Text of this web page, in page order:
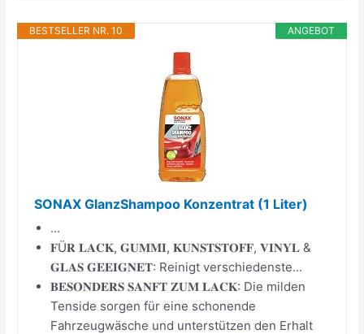
ANGEBOT
BESTSELLER NR. 10
SONAX GlanzShampoo Konzentrat (1 Liter)
...
𝐅Ü𝐑 𝐋𝐀𝐂𝐊, 𝐆𝐔𝐌𝐌𝐈, 𝐊𝐔𝐍𝐒𝐓𝐒𝐓𝐎𝐅𝐅, 𝐕𝐈𝐍𝐘𝐋 &
𝐆𝐋𝐀𝐒 𝐆𝐄𝐄𝐈𝐆𝐍𝐄𝐓: Reinigt verschiedenste...
𝐁𝐄𝐒𝐎𝐍𝐃𝐄𝐑𝐒 𝐒𝐀𝐍𝐅𝐓 𝐙𝐔𝐌 𝐋𝐀𝐂𝐊: Die milden
Tenside sorgen für eine schonende
Fahrzeugwäsche und unterstützen den Erhalt